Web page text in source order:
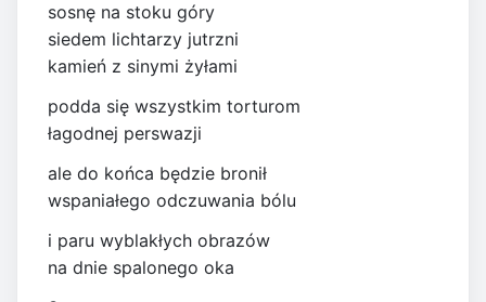
sosnę na stoku góry
siedem lichtarzy jutrzni
kamień z sinymi żyłami
podda się wszystkim torturom
łagodnej perswazji
ale do końca będzie bronił
wspaniałego odczuwania bólu
i paru wyblakłych obrazów
na dnie spalonego oka